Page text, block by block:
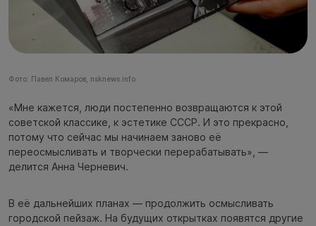
Фото: Павел Комаров, nsknews.info
«Мне кажется, люди постепенно возвращаются к этой
советской классике, к эстетике СССР. И это прекрасно,
потому что сейчас мы начинаем заново её
переосмысливать и творчески перерабатывать», —
делится Анна Черневич.
В её дальнейших планах — продолжить осмысливать
городской пейзаж. На будущих открытках появятся другие